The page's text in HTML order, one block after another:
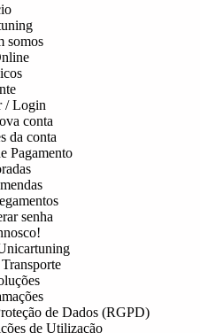
somos
/ Login
conta
da conta
Pagamento
senha
de Dados (RGPD)
de Utilização